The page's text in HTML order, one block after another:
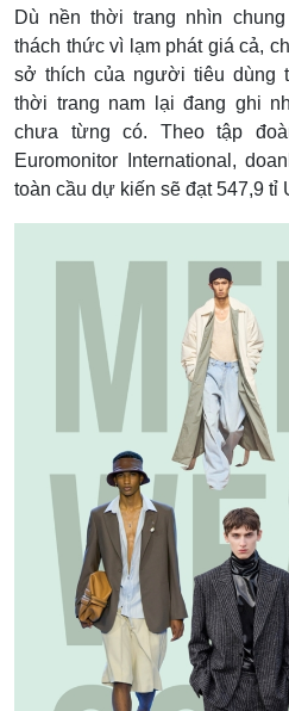
Dù nền thời trang nhìn
thách thức vì lạm phát giá cả,
sở thích của người tiêu dùng
thời trang nam lại đang ghi
chưa từng có. Theo tập
Euromonitor International,
toàn cầu dự kiến sẽ đạt 547,9 tỉ